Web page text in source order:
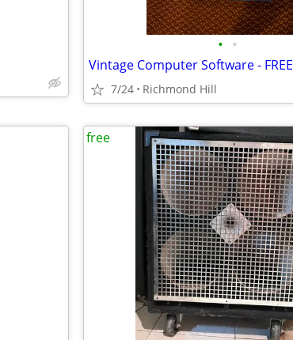
• •
Vintage Computer Software - FREE
7/24 Richmond Hill
free